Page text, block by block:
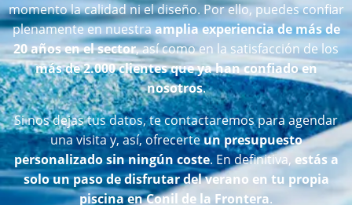
momento la calidad ni el diseño. Por ello, puedes confiar
plenamente en nuestraamplia experiencia de más de
20 años en el sector, así como en la satisfacción de los
más de 2.000 clientes que ya han confiado en
nosotros.
Si nos dejas tus datos, te contactaremos para agendar
una visita y, así, ofrecerteun presupuesto
personalizado sin ningún coste. En definitiva, estás a
solo un paso de disfrutar del verano en tu propia
piscina en Conil de la Frontera.